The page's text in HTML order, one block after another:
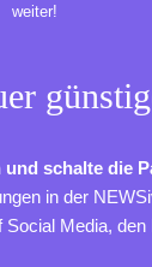
weiter!
schalte die
in der
Media,